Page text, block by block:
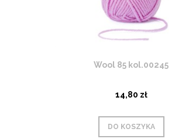
Wool 85 kol.00245
14,80 zł
DO KOSZYKA